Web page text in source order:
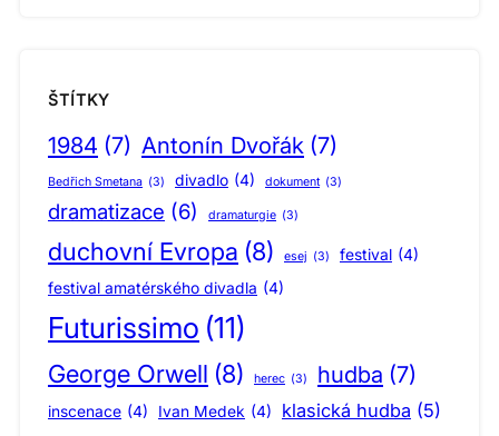
ŠTÍTKY
1984 (7) Antonín Dvořák (7)
Bedřich Smetana (3) divadlo (4) dokument (3)
dramatizace (6) dramaturgie (3)
duchovní Evropa (8) esej (3) festival (4)
festival amatérského divadla (4)
Futurissimo (11)
George Orwell (8) herec (3) hudba (7)
inscenace (4) Ivan Medek (4) klasická hudba (5)